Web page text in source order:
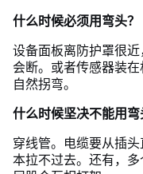
什么时候必须用弯头？
设备面板离防护罩很
会断。或者传感器装
自然拐弯。
什么时候坚决不能用弯
穿线管。电缆要从插
本拉不过去。还有，